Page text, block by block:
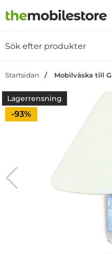
Startsidan för
Startsidan Mobilväska till
Lagerrensning
Priset är nedsatt med
-93%